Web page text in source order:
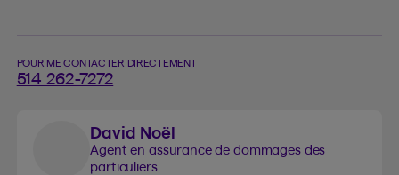
POUR ME CONTACTER DIRECTEMENT
514 262-7272
David Noël
Agent en assurance de dommages des
particuliers